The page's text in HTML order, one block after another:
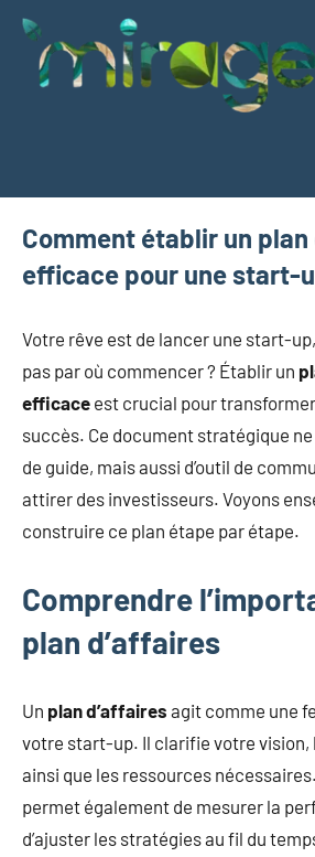
Aller
contenu
mieux
Comment établir un plan
efficace pour une start-
Votre rêve est de lancer une start-
pas par où commencer ? Établir un
efficace est crucial pour
succès. Ce document stratégique
de guide, mais aussi d’outil de
attirer des investisseurs. Voyons
construire ce plan étape par étape.
Comprendre
plan d’affaires
Un plan d’affaires agit comme une
votre start-up. Il clarifie votre vision,
ainsi que les ressources
permet également de mesurer la
d’ajuster les stratégies au fil du